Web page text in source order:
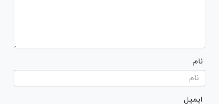
نام
ایمیل